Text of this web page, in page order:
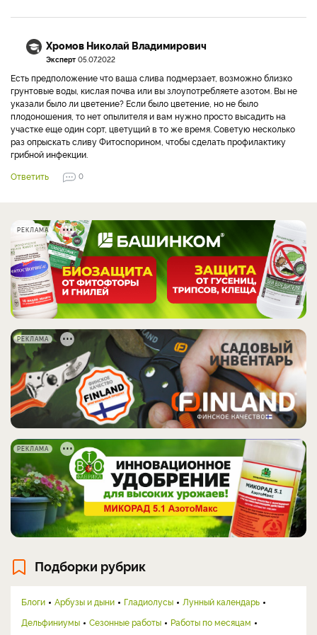
Хромов Николай Владимирович
Эксперт 05.07.2022
Есть предположение что ваша слива подмерзает, возможно близко
грунтовые воды, кислая почва или вы злоупотребляете азотом. Вы не
указали было ли цветение? Если было цветение, но не было
плодоношения, то нет опылителя и вам нужно просто высадить на
участке еще один сорт, цветущий в то же время. Советую несколько
раз опрыскать сливу Фитоспорином, чтобы сделать профилактику
грибной инфекции.
Ответить
0
РЕКЛАМА
РЕКЛАМА
РЕКЛАМА
Подборки рубрик
Блоги Арбузы и дыни Гладиолусы
Лунный календарь
Дельфиниумы
Сезонные работы
Работы по месяцам